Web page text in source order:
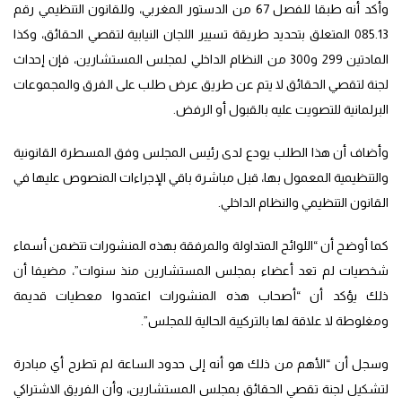
وأكد أنه طبقا للفصل 67 من الدستور المغربي، وللقانون التنظيمي رقم
085.13 المتعلق بتحديد طريقة تسيير اللجان النيابية لتقصي الحقائق، وكذا
المادتين 299 و300 من النظام الداخلي لمجلس المستشارين، فإن إحداث
لجنة لتقصي الحقائق لا يتم عن طريق عرض طلب على الفرق والمجموعات
البرلمانية للتصويت عليه بالقبول أو الرفض.
وأضاف أن هذا الطلب يودع لدى رئيس المجلس وفق المسطرة القانونية
والتنظيمية المعمول بها، قبل مباشرة باقي الإجراءات المنصوص عليها في
القانون التنظيمي والنظام الداخلي.
كما أوضح أن “اللوائح المتداولة والمرفقة بهذه المنشورات تتضمن أسماء
شخصيات لم تعد أعضاء بمجلس المستشارين منذ سنوات”، مضيفا أن
ذلك يؤكد أن “أصحاب هذه المنشورات اعتمدوا معطيات قديمة
ومغلوطة لا علاقة لها بالتركيبة الحالية للمجلس”.
وسجل أن “الأهم من ذلك هو أنه إلى حدود الساعة لم تطرح أي مبادرة
لتشكيل لجنة تقصي الحقائق بمجلس المستشارين، وأن الفريق الاشتراكي